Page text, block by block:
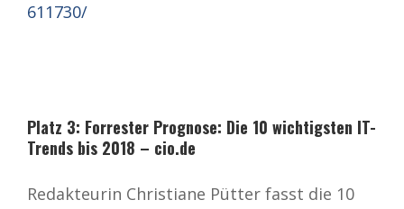
611730/
Platz 3: Forrester Prognose: Die 10 wichtigsten IT-
Trends bis 2018 – cio.de
Redakteurin Christiane Pütter fasst die 10